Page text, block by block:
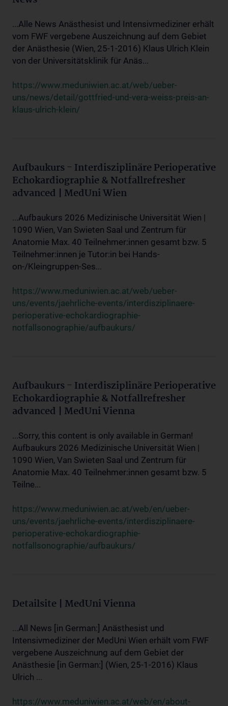
...Alle News Anästhesist und Intensivmediziner erhält
vom FWF vergebene Auszeichnung auf dem Gebiet
der Anästhesie (Wien, 25-1-2016) Klaus Ulrich Klein
von der Universitätsklinik für Anäs...
https://www.meduniwien.ac.at/web/ueber-
uns/news/detail/gottfried-und-vera-weiss-preis-an-
klaus-ulrich-klein/
Aufbaukurs - Interdisziplinäre Perioperative
Echokardiographie & Notfallrefresher
advanced | MedUni Wien
...Aufbaukurs 2026 Medizinische Universität Wien |
1090 Wien, Van Swieten Saal und Zentrum für
Anatomie Max. 40 Teilnehmer:innen gesamt bzw. 5
Teilnehmer:innen je Tutor:in bei Hands-
on-/Kleingruppen-Ses...
https://www.meduniwien.ac.at/web/ueber-
uns/events/jaehrliche-events/interdisziplinaere-
perioperative-echokardiographie-
notfallsonographie/aufbaukurs/
Aufbaukurs - Interdisziplinäre Perioperative
Echokardiographie & Notfallrefresher
advanced | MedUni Vienna
...Sorry, this content is only available in German!
Aufbaukurs 2026 Medizinische Universität Wien |
1090 Wien, Van Swieten Saal und Zentrum für
Anatomie Max. 40 Teilnehmer:innen gesamt bzw. 5
Teilne...
https://www.meduniwien.ac.at/web/en/ueber-
uns/events/jaehrliche-events/interdisziplinaere-
perioperative-echokardiographie-
notfallsonographie/aufbaukurs/
Detailsite | MedUni Vienna
...All News [in German:] Anästhesist und
Intensivmediziner der MedUni Wien erhält vom FWF
vergebene Auszeichnung auf dem Gebiet der
Anästhesie [in German:] (Wien, 25-1-2016) Klaus
Ulrich ...
https://www.meduniwien.ac.at/web/en/about-